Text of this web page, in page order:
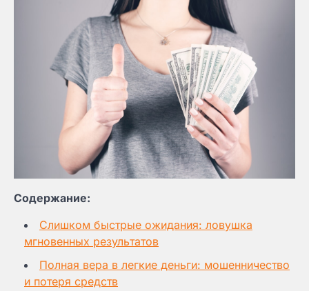
Содержание:
Слишком быстрые ожидания: ловушка
мгновенных результатов
Полная вера в легкие деньги: мошенничество
и потеря средств